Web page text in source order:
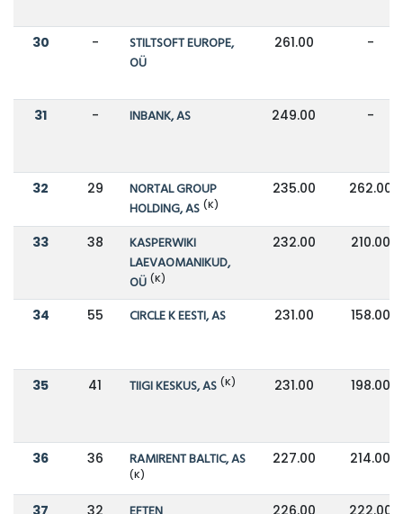
30 -
STILTSOFT EUROPE,
OÜ
261.00 -
31 - INBANK, AS 249.00 -
32 29
NORTAL GROUP
HOLDING, AS (K)
235.00 262.00
33 38
KASPERWIKI
LAEVAOMANIKUD,
OÜ (K)
232.00 210.00
34 55 CIRCLE K EESTI, AS 231.00 158.00
35 41 TIIGI KESKUS, AS (K) 231.00 198.00
36 36 RAMIRENT BALTIC, AS
(K)
227.00 214.00
37 32 226.00 222.00